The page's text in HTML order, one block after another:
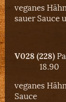
veganes
sauer Sauce
V028 (228)
18.90
veganes
Sauce